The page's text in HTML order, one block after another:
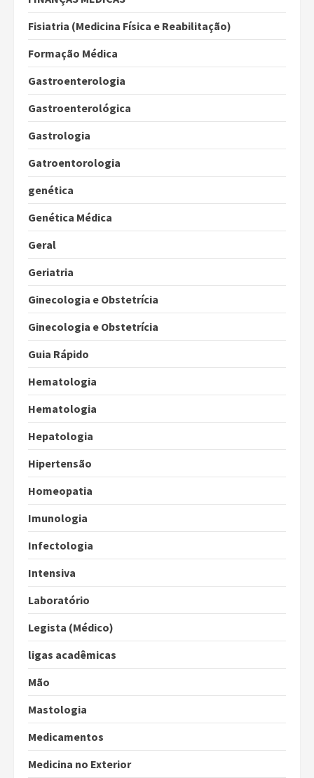
Fisiatria (Medicina Física e Reabilitação)
Formação Médica
Gastroenterologia
Gastroenterológica
Gastrologia
Gatroentorologia
genética
Genética Médica
Geral
Geriatria
Ginecologia e Obstetrícia
Ginecologia e Obstetrícia
Guia Rápido
Hematologia
Hematologia
Hepatologia
Hipertensão
Homeopatia
Imunologia
Infectologia
Intensiva
Laboratório
Legista (Médico)
ligas acadêmicas
Mão
Mastologia
Medicamentos
Medicina no Exterior